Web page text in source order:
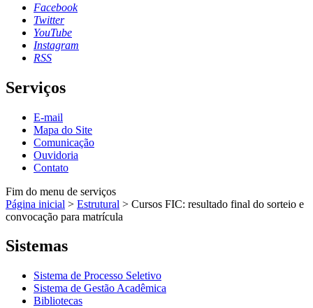
Facebook
Twitter
YouTube
Instagram
RSS
Serviços
E-mail
Mapa do Site
Comunicação
Ouvidoria
Contato
Fim do menu de serviços
Página inicial > Estrutural > Cursos FIC: resultado final do sorteio e
convocação para matrícula
Sistemas
Sistema de Processo Seletivo
Sistema de Gestão Acadêmica
Bibliotecas